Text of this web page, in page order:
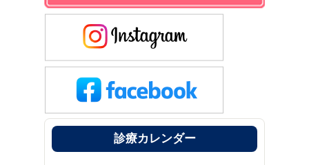
診療カレンダー